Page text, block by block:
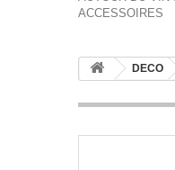
ACCESSOIRES
DECO